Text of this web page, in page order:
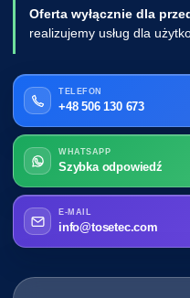
Oferta wyłącznie dla
realizujemy usług dla
TELEFON
+48 506 130 673
WHATSAPP
Szybka odpowiedź
E-MAIL
info@tosetec.com